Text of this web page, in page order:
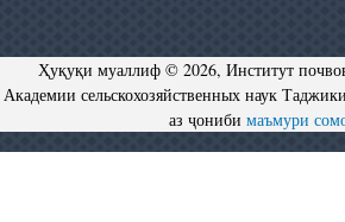
Ҳуқуқи муаллиф © 2026, Институт
Академии сельскохозяйственных наук
аз ҷониби маъмури